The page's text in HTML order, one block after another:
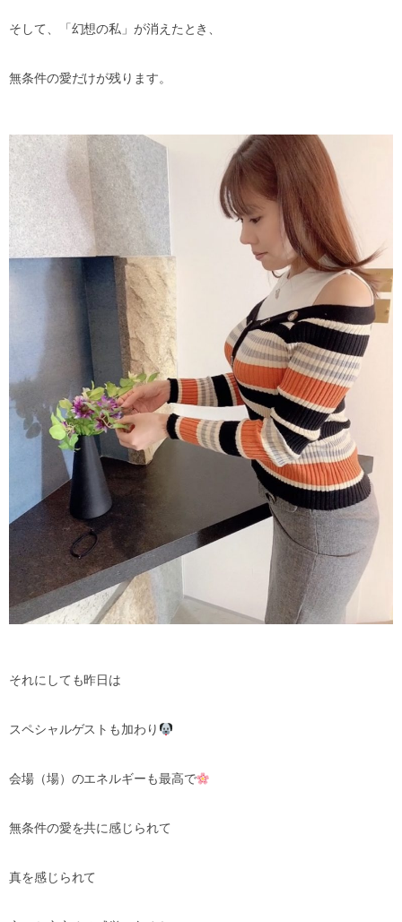
そして、「幻想の私」が消えたとき、
無条件の愛だけが残ります。
それにしても昨日は
スペシャルゲストも加わり
会場（場）のエネルギーも最高で
無条件の愛を共に感じられて
真を感じられて